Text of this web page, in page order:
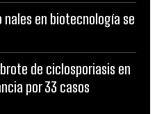
en biotecnología se
de ciclosporiasis en
por 33 casos